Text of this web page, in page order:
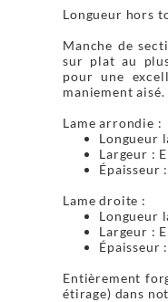
Longueur hors
Manche de
sur plat au
pour une
maniement aisé.
Lame arrondie :
Longueur
Largeur :
Épaisseur
Lame droite :
Longueur
Largeur :
Épaisseur
Entièrement
étirage) dans